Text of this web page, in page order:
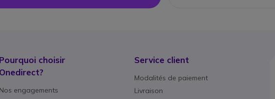
Pourquoi choisir
Onedirect?
Nos engagements
Service client
Modalités de paiement
Livraison